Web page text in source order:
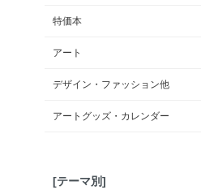
特価本
アート
デザイン・ファッション他
アートグッズ・カレンダー
[テーマ別]